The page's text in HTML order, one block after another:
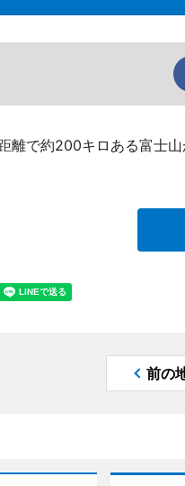
離で約200キロある富士
前の